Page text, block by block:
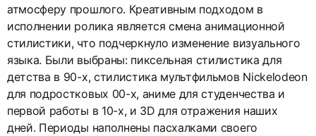
атмосферу прошлого. Креативным подходом в
исполнении ролика является смена анимационной
стилистики, что подчеркнуло изменение визуального
языка. Были выбраны: пиксельная стилистика для
детства в 90-х, стилистика мультфильмов Nickelodeon
для подростковых 00-х, аниме для студенчества и
первой работы в 10-х, и 3D для отражения наших
дней. Периоды наполнены пасхалками своего